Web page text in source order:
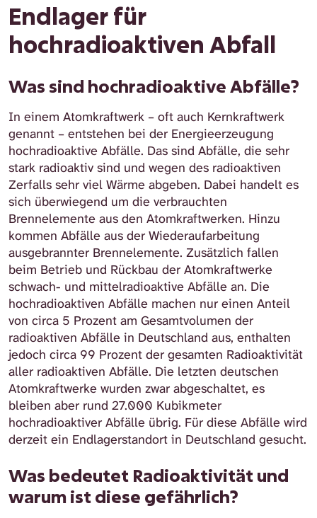
Endlager für
hochradioaktiven Abfall
Was sind hochradioaktive Abfälle?
In einem Atomkraftwerk – oft auch Kernkraftwerk
genannt – entstehen bei der Energieerzeugung
hochradioaktive Abfälle. Das sind Abfälle, die sehr
stark radioaktiv sind und wegen des radioaktiven
Zerfalls sehr viel Wärme abgeben. Dabei handelt es
sich überwiegend um die verbrauchten
Brennelemente aus den Atomkraftwerken. Hinzu
kommen Abfälle aus der Wiederaufarbeitung
ausgebrannter Brennelemente. Zusätzlich fallen
beim Betrieb und Rückbau der Atomkraftwerke
schwach- und mittelradioaktive Abfälle an. Die
hochradioaktiven Abfälle machen nur einen Anteil
von circa 5 Prozent am Gesamtvolumen der
radioaktiven Abfälle in Deutschland aus, enthalten
jedoch circa 99 Prozent der gesamten Radioaktivität
aller radioaktiven Abfälle. Die letzten deutschen
Atomkraftwerke wurden zwar abgeschaltet, es
bleiben aber rund 27.000 Kubikmeter
hochradioaktiver Abfälle übrig. Für diese Abfälle wird
derzeit ein Endlagerstandort in Deutschland gesucht.
Was bedeutet Radioaktivität und
warum ist diese gefährlich?